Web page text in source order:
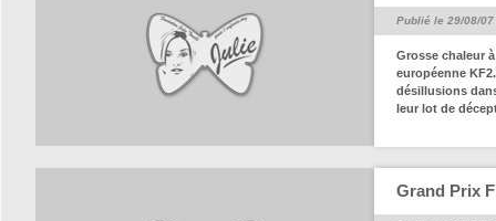
Publié le 29/08/07
Grosse chaleur
européenne
désillusions
leur lot de
Grand Prix